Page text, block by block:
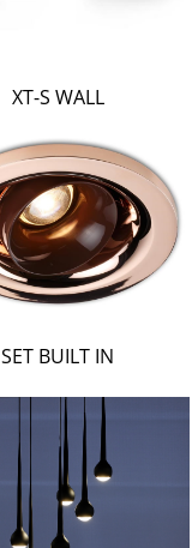
XT-S WALL
SET BUILT IN